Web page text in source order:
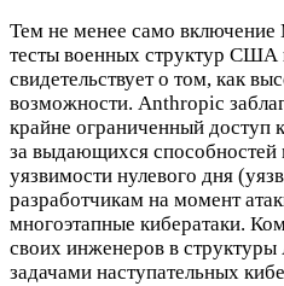
Тем не менее само
тесты военных структур США
свидетельствует о том, как
возможности. Anthropic
крайне ограниченный доступ
за выдающихся способностей
уязвимости нулевого дня
разработчикам на момент
многоэтапные кибератаки.
своих инженеров в
задачами наступательных